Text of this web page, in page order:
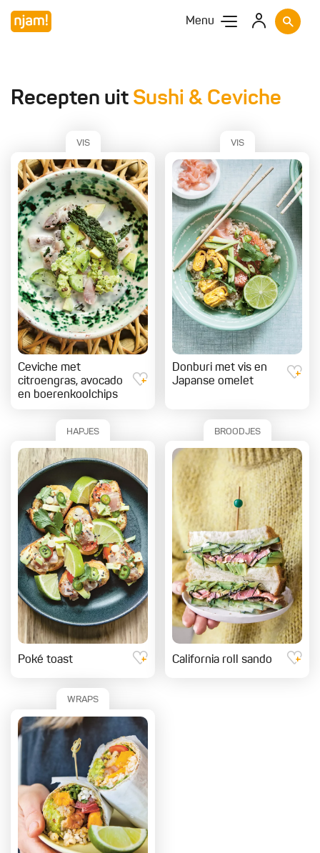
Menu
Recepten uit Sushi & Ceviche
VIS
Ceviche met
citroengras, avocado
en boerenkoolchips
VIS
Donburi met vis en
Japanse omelet
HAPJES
Poké toast
BROODJES
California roll sando
WRAPS